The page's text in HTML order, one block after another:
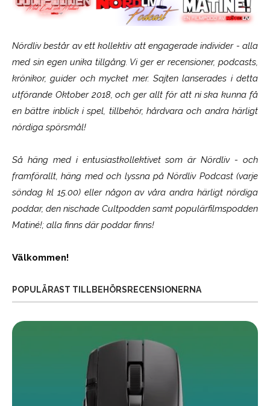
Nördliv består av ett kollektiv att engagerade individer - alla
med sin egen unika tillgång. Vi ger er recensioner, podcasts,
krönikor, guider och mycket mer. Sajten lanserades i detta
utförande Oktober 2018, och ger allt för att ni ska kunna få
en bättre inblick i spel, tillbehör, hårdvara och andra härligt
nördiga spörsmål!
Så häng med i entusiastkollektivet som ärNördliv- och
framförallt, häng med och lyssna på Nördliv Podcast (varje
söndag kl 15.00) eller någon av våra andra härligt nördiga
poddar, den nischade Cultpodden samt populärfilmspodden
Matiné!; alla finns där poddar finns!
Välkommen!
POPULÄRAST TILLBEHÖRSRECENSIONERNA